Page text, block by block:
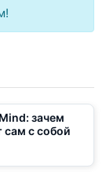
зачем
сам с собой